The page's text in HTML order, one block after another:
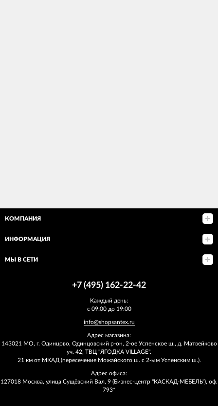
КОМПАНИЯ
ИНФОРМАЦИЯ
МЫ В СЕТИ
+7 (495) 162-22-42
Каждый день:
с 09:00 до 19:00
info@shopsantex.ru
Адрес магазина:
143021 МО, г. Одинцово, Одинцовский р-он, 2-ое Успенское ш., д. Матвейково
уч. 42, ТВЦ "ЯГОДКА VILLAGE".
21 км от МКАД (пересечение Можайского ш. с 2-ым Успенским ш.).
Адрес офиса:
127018 Москва, улица Сущёвский Вал, 9 (Бизнес-центр "КАСКАД-МЕБЕЛЬ"), оф.
793*